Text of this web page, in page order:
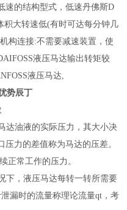
速的结构型式，低速丹佛斯D
积大转速低(有时可达每分钟几
构连接:不需要减速装置，使
液压马达输出转矩较
液压马达,
势辰丁
达油液的实际压力，其大小决
力的差值称为马达的压差。
正常工作的压力。
下，液压马达每转一转所需要
漏时的流量称理论流量qt，考